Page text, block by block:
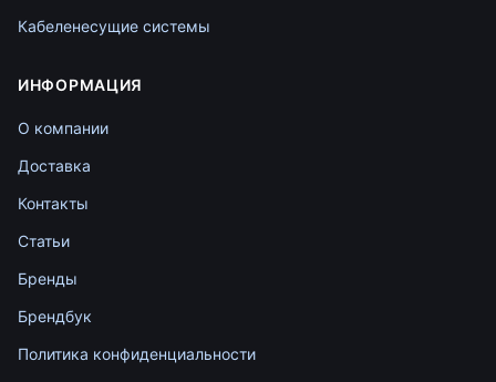
Кабеленесущие системы
ИНФОРМАЦИЯ
О компании
Доставка
Контакты
Статьи
Бренды
Брендбук
Политика конфиденциальности